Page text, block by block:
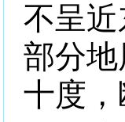
不呈
部分
十度